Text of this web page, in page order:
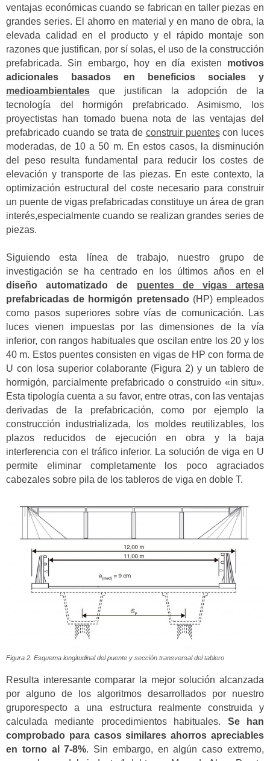
ventajas económicas cuando se fabrican en taller piezas en
grandes series. El ahorro en material y en mano de obra, la
elevada calidad en el producto y el rápido montaje son
razones que justifican, por sí solas, el uso de la construcción
prefabricada. Sin embargo, hoy en día existen motivos
adicionales basados en beneficios sociales y
medioambientales que justifican la adopción de la
tecnología del hormigón prefabricado. Asimismo, los
proyectistas han tomado buena nota de las ventajas del
prefabricado cuando se trata de construir puentescon luces
moderadas, de 10 a 50 m. En estos casos, la disminución
del peso resulta fundamental para reducir los costes de
elevación y transporte de las piezas. En este contexto, la
optimización estructural del coste necesario para construir
un puente de vigas prefabricadas constituye un área de gran
interés,especialmente cuando se realizan grandes series de
piezas.
Siguiendo esta línea de trabajo, nuestro grupo de
investigación se ha centrado en los últimos años en el
diseño automatizado de puentes de vigas artesa
prefabricadas de hormigón pretensado(HP) empleados
como pasos superiores sobre vías de comunicación. Las
luces vienen impuestas por las dimensiones de la vía
inferior, con rangos habituales que oscilan entre los 20 y los
40 m. Estos puentes consisten en vigas de HP con forma de
U con losa superior colaborante (Figura 2) y un tablero de
hormigón, parcialmente prefabricado o construido «in situ».
Esta tipología cuenta a su favor, entre otras, con las ventajas
derivadas de la prefabricación, como por ejemplo la
construcción industrializada, los moldes reutilizables, los
plazos reducidos de ejecución en obra y la baja
interferencia con el tráfico inferior. La solución de viga en U
permite eliminar completamente los poco agraciados
cabezales sobre pila de los tableros de viga en doble T.
Figura 2. Esquema longitudinal del puente y sección transversal del tablero
Resulta interesante comparar la mejor solución alcanzada
por alguno de los algoritmos desarrollados por nuestro
gruporespecto a una estructura realmente construida y
calculada mediante procedimientos habituales. Se han
comprobado para casos similares ahorros apreciables
en torno al 7-8%. Sin embargo, en algún caso extremo,